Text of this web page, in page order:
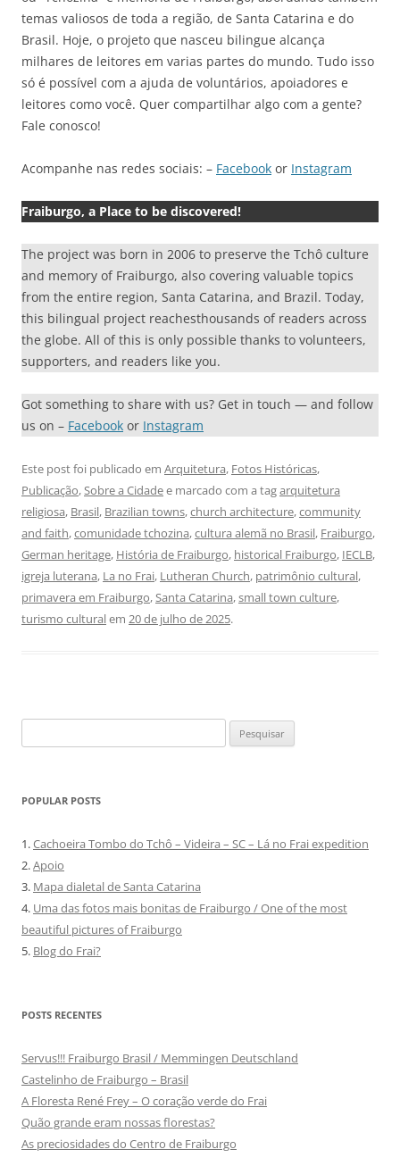
temas valiosos de toda a região, de Santa Catarina e do
Brasil. Hoje, o projeto que nasceu bilingue alcança
milhares de leitores em varias partes do mundo. Tudo isso
só é possível com a ajuda de voluntários, apoiadores e
leitores como você. Quer compartilhar algo com a gente?
Fale conosco!
Acompanhe nas redes sociais: – Facebook or Instagram
Fraiburgo, a Place to be discovered!
The project was born in 2006 to preserve the Tchô culture
and memory of Fraiburgo, also covering valuable topics
from the entire region, Santa Catarina, and Brazil. Today,
this bilingual project reachesthousands of readers across
the globe. All of this is only possible thanks to volunteers,
supporters, and readers like you.
Got something to share with us? Get in touch — and follow
us on – Facebook or Instagram
Este post foi publicado em Arquitetura, Fotos Históricas,
Publicação, Sobre a Cidadee marcado com a tagarquitetura
religiosa, Brasil, Brazilian towns,church architecture,community
and faith,comunidade tchozina,cultura alemã no Brasil, Fraiburgo,
German heritage, História de Fraiburgo, historical Fraiburgo, IECLB,
igreja luterana, La no Frai, Lutheran Church, patrimônio cultural,
primavera em Fraiburgo, Santa Catarina,small town culture,
turismo culturalem 20 de julho de 2025.
por:
POPULAR POSTS
1.Cachoeira Tombo do Tchô – Videira – SC – Lá no Frai expedition
2.Apoio
3. Mapa dialetal de Santa Catarina
4. Uma das fotos mais bonitas de Fraiburgo / One of the most
beautiful pictures of Fraiburgo
5. Blog do Frai?
POSTS RECENTES
Servus!!! Fraiburgo Brasil / Memmingen Deutschland
Castelinho de Fraiburgo – Brasil
A Floresta René Frey – O coração verde do Frai
Quão grande eram nossas florestas?
As preciosidades do Centro de Fraiburgo